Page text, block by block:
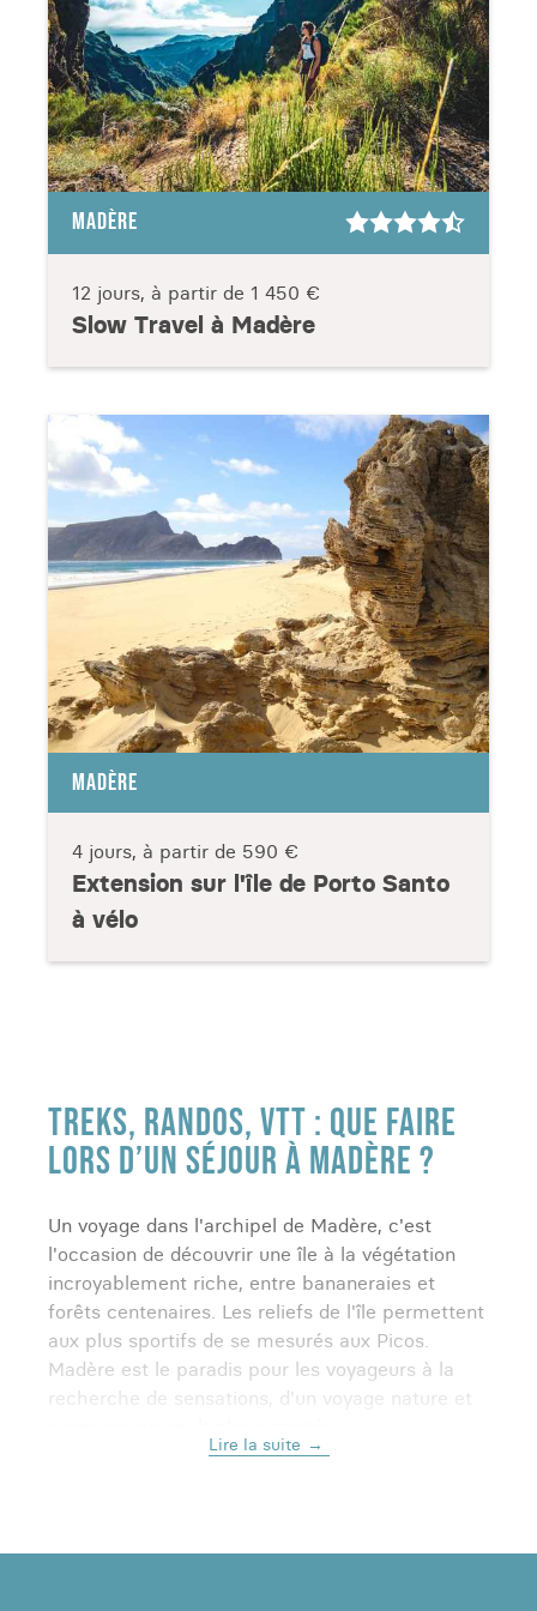
MADÈRE
12 jours, à partir de 1 450 €
Slow Travel à Madère
MADÈRE
4 jours, à partir de 590 €
Extension sur l'île de Porto Santo
à vélo
TREKS, RANDOS, VTT : QUE FAIRE
LORS D’UN SÉJOUR À MADÈRE ?
Un voyage dans l'archipel de Madère, c'est
l'occasion de découvrir une île à la végétation
incroyablement riche, entre bananeraies et
forêts centenaires. Les reliefs de l'île permettent
aux plus sportifs de se mesurés aux Picos.
Madère est le paradis pour les voyageurs à la
recherche de sensations, d'un voyage nature et
Lire la suite